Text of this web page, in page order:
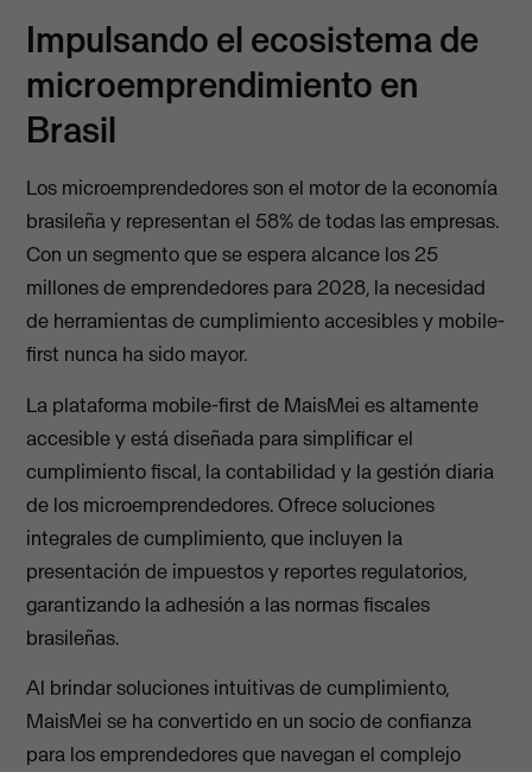
Impulsando el ecosistema de
microemprendimiento en
Brasil
Los microemprendedores son el motor de la economía
brasileña y representan el 58% de todas las empresas.
Con un segmento que se espera alcance los 25
millones de emprendedores para 2028, la necesidad
de herramientas de cumplimiento accesibles y mobile-
first nunca ha sido mayor.
La plataforma mobile-first de MaisMei es altamente
accesible y está diseñada para simplificar el
cumplimiento fiscal, la contabilidad y la gestión diaria
de los microemprendedores. Ofrece soluciones
integrales de cumplimiento, que incluyen la
presentación de impuestos y reportes regulatorios,
garantizando la adhesión a las normas fiscales
brasileñas.
Al brindar soluciones intuitivas de cumplimiento,
MaisMei se ha convertido en un socio de confianza
para los emprendedores que navegan el complejo